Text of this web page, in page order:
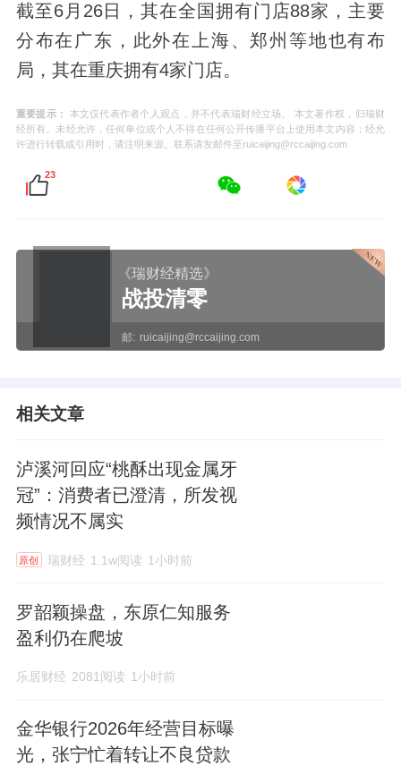
截至6月26日，其在全国拥有门店88家，主要
分布在广东，此外在上海、郑州等地也有布
局，其在重庆拥有4家门店。
重要提示：
本文仅代表作者个人观点，并不代表瑞财经立场。 本文著作权，归瑞财
经所有。未经允许，任何单位或个人不得在任何公开传播平台上使用本文内容；经允
许进行转载或引用时，请注明来源。联系请发邮件至ruicaijing@rccaijing.com
23
《瑞财经精选》
战投清零
邮: ruicaijing@rccaijing.com
相关文章
泸溪河回应“桃酥出现金属牙
冠”：消费者已澄清，所发视
频情况不属实
原创 瑞财经 1.1w阅读 1小时前
罗韶颖操盘，东原仁知服务
盈利仍在爬坡
乐居财经 2081阅读 1小时前
金华银行2026年经营目标曝
光，张宁忙着转让不良贷款